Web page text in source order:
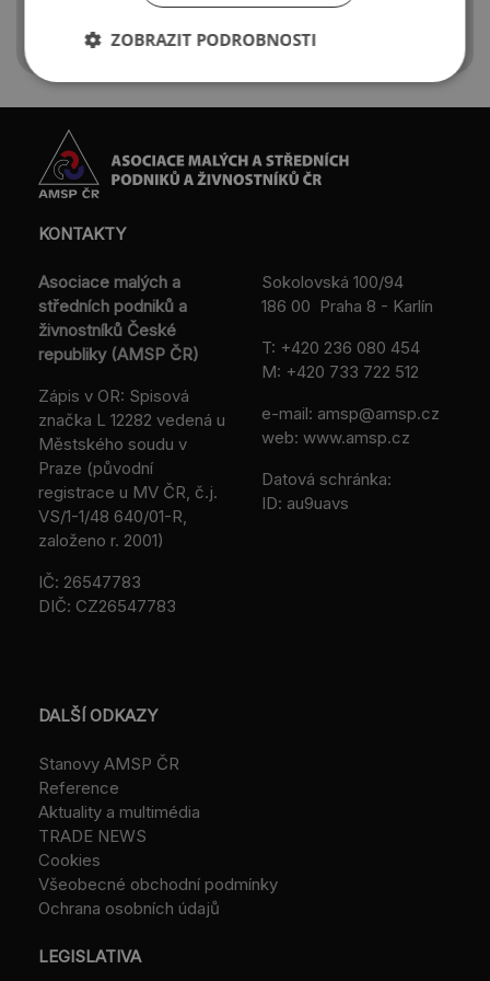
KONTAKTY
Asociace malých a
středních podniků a
živnostníků České
republiky (AMSP ČR)
Zápis v OR: Spisová
značka L 12282 vedená u
Městského soudu v
Praze (původní
registrace u MV ČR, č.j.
VS/1-1/48 640/01-R,
založeno r. 2001)
IČ: 26547783
DIČ: CZ26547783
Sokolovská 100/94
186 00 Praha 8 - Karlín
T: +420 236 080 454
M: +420 733 722 512
e-mail: amsp@amsp.cz
web: www.amsp.cz
Datová schránka:
ID: au9uavs
DALŠÍ ODKAZY
Stanovy AMSP ČR
Reference
Aktuality a multimédia
TRADE NEWS
Cookies
Všeobecné obchodní podmínky
Ochrana osobních údajů
LEGISLATIVA
ZOBRAZIT PODROBNOSTI